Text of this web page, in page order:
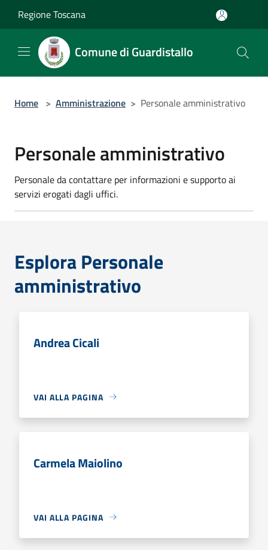
Regione Toscana
Comune di Guardistallo
Home > Amministrazione > Personale amministrativo
Personale amministrativo
Personale da contattare per informazioni e supporto ai
servizi erogati dagli uffici.
Esplora Personale
amministrativo
Andrea Cicali
VAI ALLA PAGINA
Carmela Maiolino
VAI ALLA PAGINA